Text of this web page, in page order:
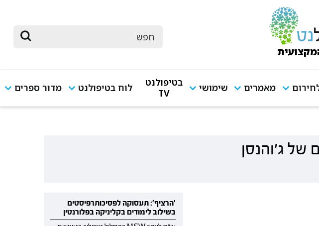
מאמרים שימושי
בטיפולנט
TV
לוח בטיפולנט מדור ספרים
של ג'והנסן
'הרציף': תעסוקה לפסיכותרפיסטים
בשילוב לימודים בקליניקה בפלורנטין